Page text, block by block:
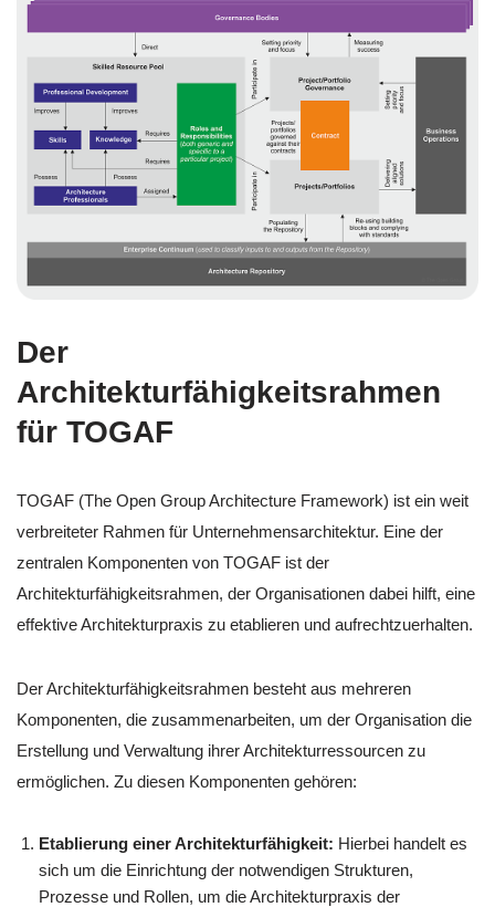
Der
Architekturfähigkeitsrahmen
für TOGAF
TOGAF (The Open Group Architecture Framework) ist ein weit
verbreiteter Rahmen für Unternehmensarchitektur. Eine der
zentralen Komponenten von TOGAF ist der
Architekturfähigkeitsrahmen, der Organisationen dabei hilft, eine
effektive Architekturpraxis zu etablieren und aufrechtzuerhalten.
Der Architekturfähigkeitsrahmen besteht aus mehreren
Komponenten, die zusammenarbeiten, um der Organisation die
Erstellung und Verwaltung ihrer Architekturressourcen zu
ermöglichen. Zu diesen Komponenten gehören:
Etablierung einer Architekturfähigkeit: Hierbei handelt es
sich um die Einrichtung der notwendigen Strukturen,
Prozesse und Rollen, um die Architekturpraxis der